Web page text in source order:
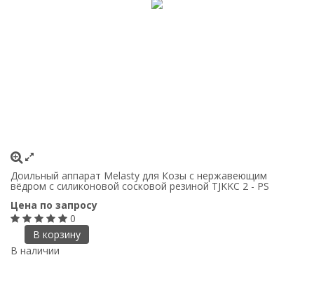
Доильный аппарат Melasty для Козы с нержавеющим
вёдром с силиконовой сосковой резиной TJKKC 2 - PS
Цена по запросу
0
В корзину
В наличии